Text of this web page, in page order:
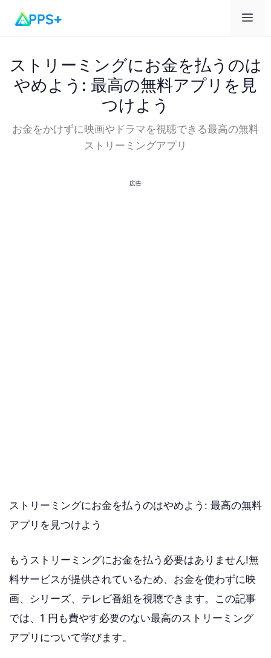
メ
ュ
ー
ストリーミングにお金を払うのは
やめよう: 最高の無料アプリを見
つけよう
お金をかけずに映画やドラマを視聴できる最高の無料
ストリーミングアプリ
広告
ストリーミングにお金を払うのはやめよう: 最高の無料
アプリを見つけよう
もうストリーミングにお金を払う必要はありません!無
料サービスが提供されているため、お金を使わずに映
画、シリーズ、テレビ番組を視聴できます。この記事
では、1 円も費やす必要のない最高のストリーミング
アプリについて学びます。